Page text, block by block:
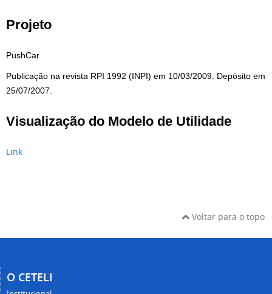
Projeto
PushCar
Publicação na revista RPI 1992 (INPI) em 10/03/2009. Depósito em
25/07/2007.
Visualização do Modelo de Utilidade
Link
Voltar para o topo
O CETELI